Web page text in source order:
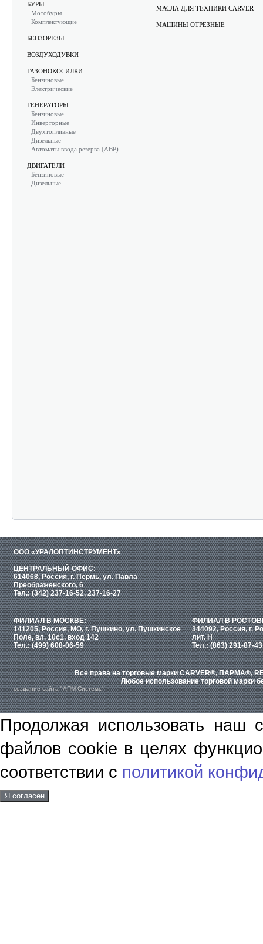
БУРЫ
Мотобуры
Комплектующие
БЕНЗОРЕЗЫ
ВОЗДУХОДУВКИ
ГАЗОНОКОСИЛКИ
Бензиновые
Электрические
ГЕНЕРАТОРЫ
Бензиновые
Инверторные
Двухтопливные
Дизельные
Автоматы ввода резерва (АВР)
ДВИГАТЕЛИ
Бензиновые
Дизельные
МАСЛА ДЛЯ ТЕХНИКИ CARVER
МАШИНЫ ОТРЕЗНЫЕ
ООО «УРАЛОПТИНСТРУМЕНТ»
ЦЕНТРАЛЬНЫЙ ОФИС:
614068, Россия, г. Пермь, ул. Павла
Преображенского, 6
Тел.: (342) 237-16-52, 237-16-27
ФИЛИАЛ В МОСКВЕ:
141205, Россия, МО, г. Пушкино, ул. Пушкинское
Поле, вл. 10с1, вход 142
Тел.: (499) 608-06-59
ФИЛИАЛ В
344092, Россия, г.
лит. Н
Тел.: (863) 291-87-43
Все права на торговые марки CARVER®, ПАРМА®,
Любое использование торговой марки
создание сайта "АПМ-Системс"
Продолжая использовать наш
файлов cookie в целях
соответствии с политикой
Я согласен